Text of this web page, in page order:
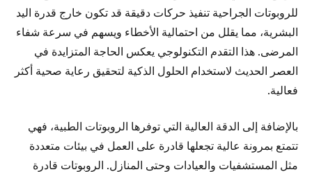
للروبوتات الجراحية تنفيذ حركات دقيقة قد تكون خارج قدرة اليد
البشرية، مما يقلل من احتمالية الأخطاء ويسهم في سرعة شفاء
المرضى. هذا التقدم التكنولوجي يعكس الحاجة المتزايدة في
العصر الحديث لاستخدام الحلول الذكية لتحقيق رعاية صحية أكثر
فعالية.
بالإضافة إلى الدقة العالية التي توفرها الروبوتات الطبية، فهي
تتمتع بمرونة عالية تجعلها قادرة على العمل في بيئات متعددة
مثل المستشفيات والعيادات وحتى المنازل. الروبوتات قادرة